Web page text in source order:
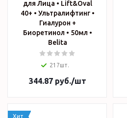
для Лица • Lift&Oval
40+ • Ультралифтинг •
Гиалурон +
Биоретинол • 50мл •
Belita
217шт.
344.87руб./шт
Хит